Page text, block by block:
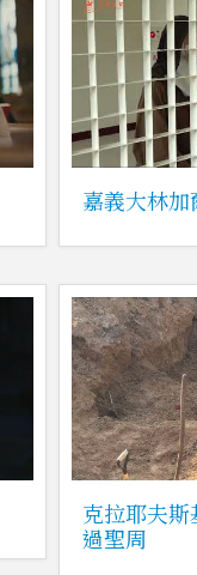
嘉義大林
克拉耶夫
過聖周